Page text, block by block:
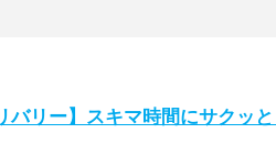
バリー】スキマ時間にサクッ